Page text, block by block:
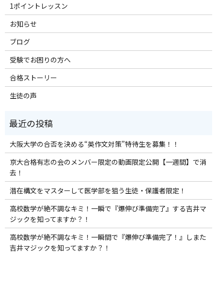
1ポイントレッスン
お知らせ
ブログ
受験でお困りの方へ
合格ストーリー
生徒の声
大阪大学の合否を決める“英作文対策”特待生を募集！！
京大合格有志の会のメンバー限定の動画限定公開【一週間】で消
去！
潜在構文をマスターして医学部を狙う生徒・保護者限定！
高校数学が絶不調なキミ！一瞬で『爆伸び準備完了』する吉井マ
ジックを知ってますか？！
高校数学が絶不調なキミ！一瞬間で『爆伸び準備完了！』しまた
吉井マジックを知ってますか？！